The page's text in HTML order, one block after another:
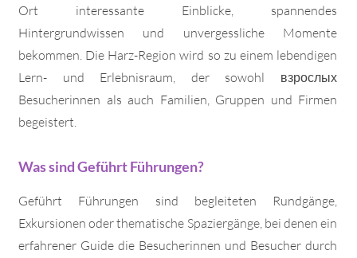
Ort interessante Einblicke, spannendes
Hintergrundwissen und unvergessliche Momente
bekommen. Die Harz-Region wird so zu einem lebendigen
Lern- und Erlebnisraum, der sowohl взрослых
Besucherinnen als auch Familien, Gruppen und Firmen
begeistert.
Was sind Geführt Führungen?
Geführt Führungen sind begleiteten Rundgänge,
Exkursionen oder thematische Spaziergänge, bei denen ein
erfahrener Guide die Besucherinnen und Besucher durch